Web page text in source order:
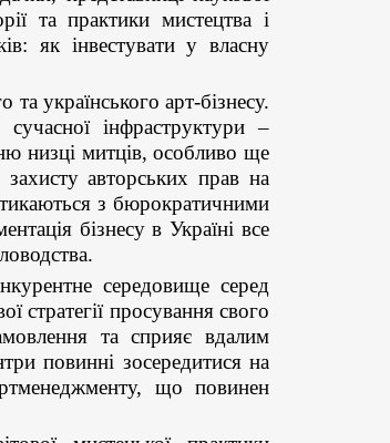
та практики мистецтва і
як інвестувати у власну
та українського арт-бізнесу.
інфраструктури –
низці митців, особливо ще
авторських прав на
з бюрократичними
бізнесу в Україні все
середовище серед
стратегії просування свого
та сприяє вдалим
повинні зосередитися на
що повинен